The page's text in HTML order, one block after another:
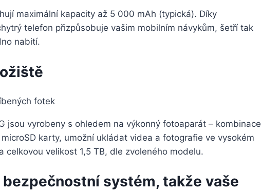
maximální kapacity až 5 000 mAh (typická). Díky
telefon přizpůsobuje vašim mobilním návykům, šetří tak
nabití.
fotek
jsou vyrobeny s ohledem na výkonný fotoaparát – kombinace
karty, umožní ukládat videa a fotografie ve vysokém
celkovou velikost 1,5 TB, dle zvoleného modelu.
systém, takže vaše